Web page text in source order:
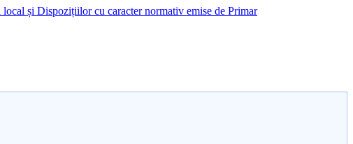
și Dispozițiilor cu caracter normativ emise de Primar